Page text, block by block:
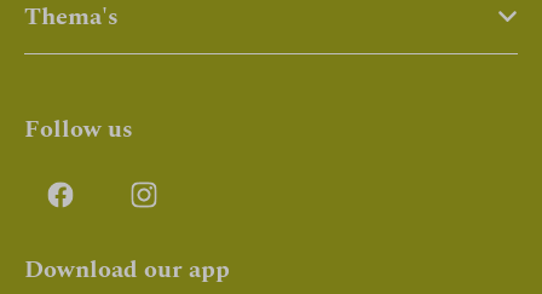
Thema's
Follow us
Download our app